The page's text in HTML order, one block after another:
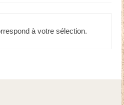
à votre sélection.